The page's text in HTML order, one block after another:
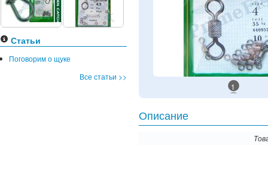
Статьи
Поговорим о щуке
Все статьи >>
1
Описание